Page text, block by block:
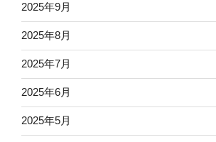
2025年9月
2025年8月
2025年7月
2025年6月
2025年5月